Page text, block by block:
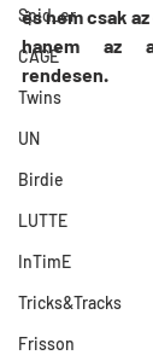
Spid_er
CAGE
Twins
UN
Birdie
LUTTE
InTimE
Tricks&Tracks
Frisson
és nem csak
hanem az
rendesen.